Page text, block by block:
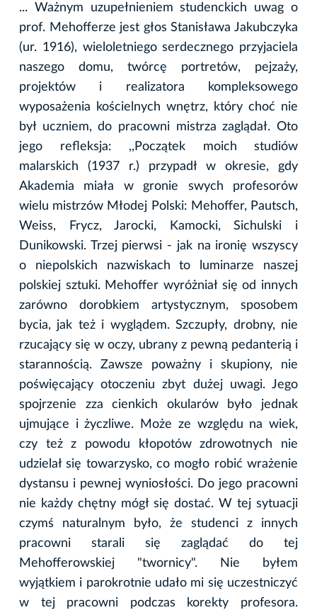
... Ważnym uzupełnieniem studenckich uwag o
prof. Mehofferze jest głos Stanisława Jakubczyka
(ur. 1916), wieloletniego serdecznego przyjaciela
naszego domu, twórcę portretów, pejzaży,
projektów i realizatora kompleksowego
wyposażenia kościelnych wnętrz, który choć nie
był uczniem, do pracowni mistrza zaglądał. Oto
jego refleksja: ,,Początek moich studiów
malarskich (1937 r.) przypadł w okresie, gdy
Akademia miała w gronie swych profesorów
wielu mistrzów Młodej Polski: Mehoffer, Pautsch,
Weiss, Frycz, Jarocki, Kamocki, Sichulski i
Dunikowski. Trzej pierwsi - jak na ironię wszyscy
o niepolskich nazwiskach to luminarze naszej
polskiej sztuki. Mehoffer wyróżniał się od innych
zarówno dorobkiem artystycznym, sposobem
bycia, jak też i wyglądem. Szczupły, drobny, nie
rzucający się w oczy, ubrany z pewną pedanterią i
starannością. Zawsze poważny i skupiony, nie
poświęcający otoczeniu zbyt dużej uwagi. Jego
spojrzenie zza cienkich okularów było jednak
ujmujące i życzliwe. Może ze względu na wiek,
czy też z powodu kłopotów zdrowotnych nie
udzielał się towarzysko, co mogło robić wrażenie
dystansu i pewnej wyniosłości. Do jego pracowni
nie każdy chętny mógł się dostać. W tej sytuacji
czymś naturalnym było, że studenci z innych
pracowni starali się zaglądać do tej
Mehofferowskiej "twornicy". Nie byłem
wyjątkiem i parokrotnie udało mi się uczestniczyć
w tej pracowni podczas korekty profesora.